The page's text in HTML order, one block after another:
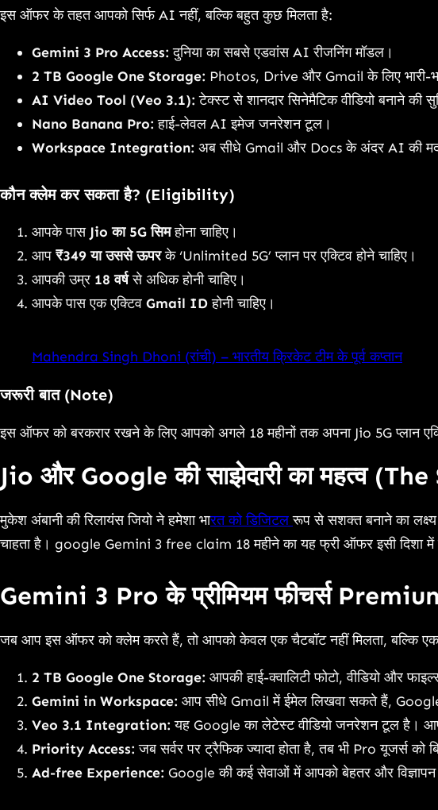
इस ऑफर के तहत आपको सिर्फ AI नहीं, बल्कि बहुत कुछ मिलता है:
Gemini 3 Pro Access: दुनिया का सबसे एडवांस AI रीजनिंग मॉडल।
2 TB Google One Storage: Photos, Drive और Gmail के लिए भारी-
AI Video Tool (Veo 3.1): टेक्स्ट से शानदार सिनेमैटिक वीडियो बनाने की
Nano Banana Pro: हाई-लेवल AI इमेज जनरेशन टूल।
Workspace Integration: अब सीधे Gmail और Docs के अंदर AI की
कौन क्लेम कर सकता है? (Eligibility)
आपके पास Jio का 5G सिमहोना चाहिए।
आप ₹349 या उससे ऊपरके ‘Unlimited 5G’ प्लान पर एक्टिव होने चाहिए।
आपकी उम्र 18 वर्षसे अधिक होनी चाहिए।
आपके पास एक एक्टिव Gmail IDहोनी चाहिए।
Mahendra Singh Dhoni (रांची) – भारतीय क्रिकेट टीम के पूर्व कप्तान
जरूरी बात (Note)
इस ऑफर को बरकरार रखने के लिए आपको अगले 18 महीनों तक अपना Jio 5G प्लान
Jio और Google की साझेदारी का महत्व
मुकेश अंबानी की रिलायंस जियो ने हमेशा भारत को डिजिटलरूप से सशक्त बनाने का
चाहता है। google Gemini 3 free claim 18 महीने का यह फ्री ऑफर इसी दिशा
Gemini 3 Pro के प्रीमियम फीचर्स
जब आप इस ऑफर को क्लेम करते हैं, तो आपको केवल एक चैटबॉट नहीं मिलता, बल्कि एक
2 TB Google One Storage: आपकी हाई-क्वालिटी फोटो, वीडियो और
Gemini in Workspace: आप सीधे Gmail में ईमेल लिखवा सकते हैं,
Veo 3.1 Integration: यह Google का लेटेस्ट वीडियो जनरेशन टूल है। आप
Priority Access: जब सर्वर पर ट्रैफिक ज्यादा होता है, तब भी Pro यूजर्स को
Ad-free Experience: Google की कई सेवाओं में आपको बेहतर और